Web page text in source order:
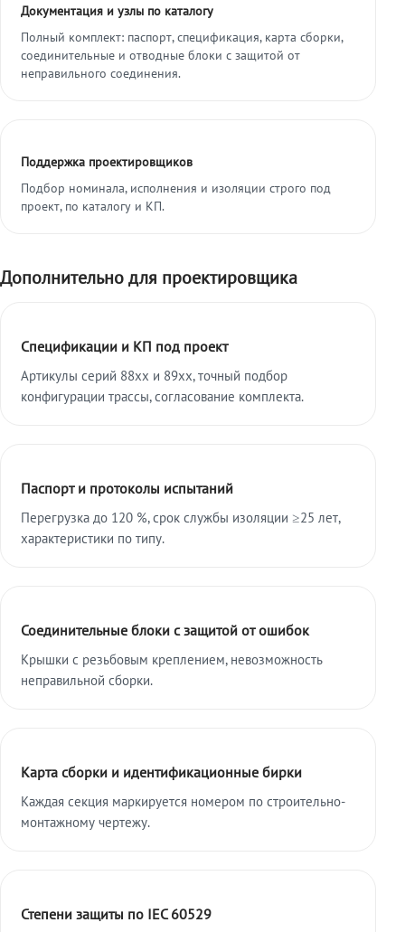
Документация и узлы по каталогу
Полный комплект: паспорт, спецификация, карта сборки,
соединительные и отводные блоки с защитой от
неправильного соединения.
Поддержка проектировщиков
Подбор номинала, исполнения и изоляции строго под
проект, по каталогу и КП.
Дополнительно для проектировщика
Спецификации и КП под проект
Артикулы серий 88xx и 89xx, точный подбор
конфигурации трассы, согласование комплекта.
Паспорт и протоколы испытаний
Перегрузка до 120 %, срок службы изоляции ≥25 лет,
характеристики по типу.
Соединительные блоки с защитой от ошибок
Крышки с резьбовым креплением, невозможность
неправильной сборки.
Карта сборки и идентификационные бирки
Каждая секция маркируется номером по строительно-
монтажному чертежу.
Степени защиты по IEC 60529